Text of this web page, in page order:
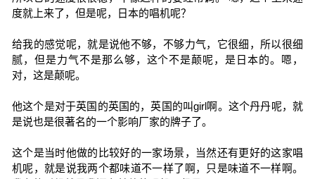
度就上来了，但是呢，日本的唱机呢？
给我的感觉呢，就是说他不够，不够力气，它很细，所以很细
腻，但是力气不是那么够，这个不是颠呢，是日本的。嗯，
对，这是颠呢。
他这个是对于英国的英国的，英国的叫girl啊。这个丹丹呢，就
是说也是很著名的一个影响厂家的牌子了。
这个是当时他做的比较好的一家场景，当然还有更好的这家唱
机呢，就是说我两个都味道不一样了啊，只是味道不一样啊。